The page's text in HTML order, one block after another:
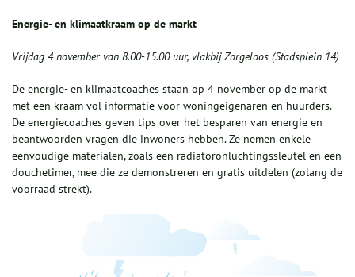
Energie- en klimaatkraam op de markt
Vrijdag 4 november van 8.00-15.00 uur, vlakbij Zorgeloos (Stadsplein 14)
De energie- en klimaatcoaches staan op 4 november op de markt
met een kraam vol informatie voor woningeigenaren en huurders.
De energiecoaches geven tips over het besparen van energie en
beantwoorden vragen die inwoners hebben. Ze nemen enkele
eenvoudige materialen, zoals een radiatoronluchtingssleutel en een
douchetimer, mee die ze demonstreren en gratis uitdelen (zolang de
voorraad strekt).